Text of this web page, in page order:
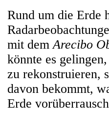
Rund um die Erde
mit demArecibo
könnte es
zu rekonstruieren,
davon bekommt,
Erde